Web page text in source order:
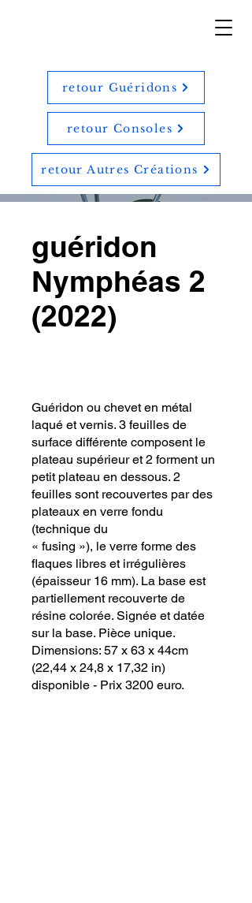
retour Guéridons
retour Consoles
retour Autres Créations
guéridon
Nymphéas 2
(2022)
Guéridon ou chevet en métal
laqué et vernis. 3 feuilles de
surface différente composent le
plateau supérieur et 2 forment un
petit plateau en dessous. 2
feuilles sont recouvertes par des
plateaux en verre fondu
(technique du
« fusing »), le verre forme des
flaques libres et irrégulières
(épaisseur 16 mm). La base est
partiellement recouverte de
résine colorée. Signée et datée
sur la base. Pièce unique.
Dimensions: 57 x 63 x 44cm
(22,44 x 24,8 x 17,32 in)
disponible - Prix 3200 euro.